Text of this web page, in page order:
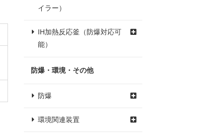
イラー）
IH加熱反応釜（防爆対応可
能）
防爆・環境・その他
防爆
環境関連装置